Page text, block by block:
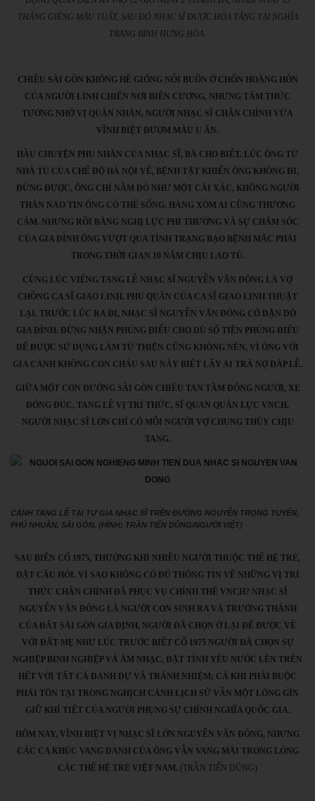
THÁNG GIÊNG MẬU TUẤT, SAU ĐÓ NHẠC SĨ ĐƯỢC HỎA TÁNG TẠI NGHĨA
TRANG BÌNH HƯNG HÒA.
CHIỀU SÀI GÒN KHÔNG HỀ GIỐNG NỖI BUỒN Ở CHỐN HOÀNG HÔN
CỦA NGƯỜI LÍNH CHIẾN NƠI BIÊN CƯƠNG, NHƯNG TÂM THỨC
TƯỞNG NHỚ VỊ QUÂN NHÂN, NGƯỜI NHẠC SĨ CHÂN CHÍNH VỪA
VĨNH BIỆT ĐƯỢM MÀU U ẨN.
HẦU CHUYỆN PHU NHÂN CỦA NHẠC SĨ, BÀ CHO BIẾT. LÚC ÔNG TỪ
NHÀ TÙ CỦA CHẾ ĐỘ HÀ NỘI VỀ, BỆNH TẬT KHIẾN ÔNG KHÔNG ĐI,
ĐỨNG ĐƯỢC, ÔNG CHỈ NẰM ĐÓ NHƯ MỘT CÁI XÁC, KHÔNG NGƯỜI
THÂN NÀO TIN ÔNG CÓ THỂ SỐNG. HÀNG XÓM AI CŨNG THƯƠNG
CẢM. NHƯNG RỒI BẰNG NGHỊ LỰC PHI THƯỜNG VÀ SỰ CHĂM SÓC
CỦA GIA ĐÌNH ÔNG VƯỢT QUA TÌNH TRẠNG BẠO BỆNH MẮC PHẢI
TRONG THỜI GIAN 10 NĂM CHỊU LAO TÙ.
CÙNG LÚC VIẾNG TANG LỄ NHẠC SĨ NGUYỄN VĂN ĐÔNG LÀ VỢ
CHỒNG CA SĨ GIAO LINH. PHU QUÂN CỦA CA SĨ GIAO LINH THUẬT
LẠI. TRƯỚC LÚC RA ĐI, NHẠC SĨ NGUYỄN VĂN ĐÔNG CÓ DẶN DÒ
GIA ĐÌNH. ĐỪNG NHẬN PHÚNG ĐIẾU CHO DÙ SỐ TIỀN PHÚNG ĐIẾU
ĐỂ ĐƯỢC SỬ DỤNG LÀM TỪ THIỆN CŨNG KHÔNG NÊN, VÌ ÔNG VỚI
GIA CẢNH KHÔNG CON CHÁU SAU NÀY BIẾT LẤY AI TRẢ NỢ ĐÁP LỄ.
GIỮA MỘT CON ĐƯỜNG SÀI GÒN CHIỀU TAN TẦM ĐÔNG NGƯỜI, XE
ĐÔNG ĐÚC, TANG LỄ VỊ TRÍ THỨC, SĨ QUAN QUÂN LỰC VNCH,
NGƯỜI NHẠC SĨ LỚN CHỈ CÓ MỖI NGƯỜI VỢ CHUNG THỦY CHỊU
TANG.
CẢNH TANG LỄ TẠI TƯ GIA NHẠC SĨ TRÊN ĐƯỜNG NGUYỄN TRỌNG TUYỂN,
PHÚ NHUẬN, SÀI GÒN. (HÌNH: TRẦN TIẾN DŨNG/NGƯỜI VIỆT)
SAU BIẾN CỐ 1975, THƯỜNG KHI NHIỀU NGƯỜI THUỘC THẾ HỆ TRẺ,
ĐẶT CÂU HỎI. VÌ SAO KHÔNG CÓ ĐỦ THÔNG TIN VỀ NHỮNG VỊ TRÍ
THỨC CHÂN CHÍNH ĐÃ PHỤC VỤ CHÍNH THỂ VNCH? NHẠC SĨ
NGUYỄN VĂN ĐÔNG LÀ NGƯỜI CON SINH RA VÀ TRƯỞNG THÀNH
CỦA ĐẤT SÀI GÒN GIA ĐỊNH, NGƯỜI ĐÃ CHỌN Ở LẠI ĐỂ ĐƯỢC VỀ
VỚI ĐẤT MẸ NHƯ LÚC TRƯỚC BIẾT CỐ 1975 NGƯỜI ĐÃ CHỌN SỰ
NGHIỆP BINH NGHIỆP VÀ ÂM NHẠC, ĐẶT TÌNH YÊU NƯỚC LÊN TRÊN
HẾT VỚI TẤT CẢ DANH DỰ VÀ TRÁNH NHIỆM; CẢ KHI PHẢI BUỘC
PHẢI TỒN TẠI TRONG NGHỊCH CẢNH LỊCH SỬ VẪN MỘT LÒNG GÌN
GIỮ KHÍ TIẾT CỦA NGƯỜI PHỤNG SỰ CHÍNH NGHĨA QUỐC GIA.
HÔM NAY, VĨNH BIỆT VỊ NHẠC SĨ LỚN NGUYỄN VĂN ĐÔNG, NHƯNG
CÁC CA KHÚC VANG DANH CỦA ÔNG VẪN VANG MÃI TRONG LÒNG
CÁC THẾ HỆ TRẺ VIỆT NAM. (TRẦN TIẾN DŨNG)